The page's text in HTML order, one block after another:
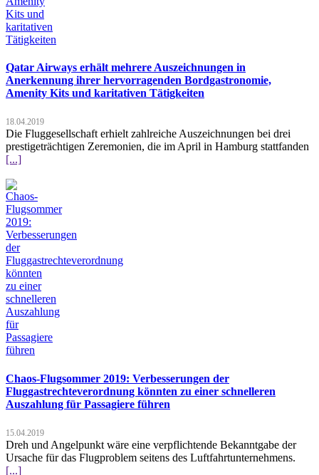
Qatar Airways erhält mehrere Auszeichnungen in
Anerkennung ihrer hervorragenden Bordgastronomie,
Amenity Kits und karitativen Tätigkeiten
18.04.2019
Die Fluggesellschaft erhielt zahlreiche Auszeichnungen bei drei
prestigeträchtigen Zeremonien, die im April in Hamburg stattfanden
[...]
Chaos-Flugsommer 2019: Verbesserungen der
Fluggastrechteverordnung könnten zu einer schnelleren
Auszahlung für Passagiere führen
15.04.2019
Dreh und Angelpunkt wäre eine verpflichtende Bekanntgabe der
Ursache für das Flugproblem seitens des Luftfahrtunternehmens.
[...]